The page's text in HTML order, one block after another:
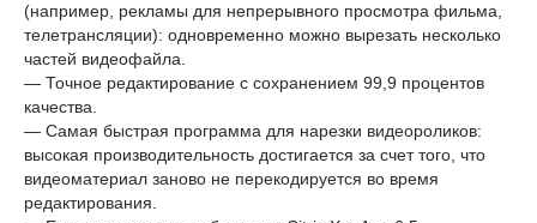
(например, рекламы для непрерывного просмотра фильма,
телетрансляции): одновременно можно вырезать несколько
частей видеофайла.
— Точное редактирование с сохранением 99,9 процентов
качества.
— Самая быстрая программа для нарезки видеороликов:
высокая производительность достигается за счет того, что
видеоматериал заново не перекодируется во время
редактирования.